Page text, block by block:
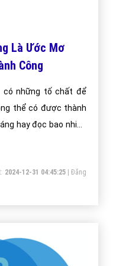
Là Ước Mơ
Công
có những tố chất để
thể có được thành
hay đọc bao nhiêu
bình thường. Nhưng
có sự khác biệt hoàn
2024-12-31 04:45:25|Đăng